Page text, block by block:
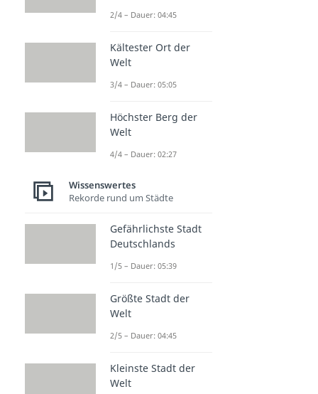
Weitere Inhalte:
Wissenswertes
Was ist...?
Dauer: 04:11
Was ist Liebe?
Was sind Synonyme?
Was ist ein Appell?
Dauer: 02:36
Dauer: 02:57
Was ist ein E-Girl?
Was ist ein Nerd?
Was ist Politik?
Dauer: 03:57
2/4 – Dauer: 04:45
Kältester Ort der
Welt
3/4 – Dauer: 05:05
Höchster Berg der
Welt
4/4 – Dauer: 02:27
Wissenswertes
Rekorde rund um Städte
Gefährlichste Stadt
Deutschlands
1/5 – Dauer: 05:39
Größte Stadt der
Welt
2/5 – Dauer: 04:45
Kleinste Stadt der
Welt